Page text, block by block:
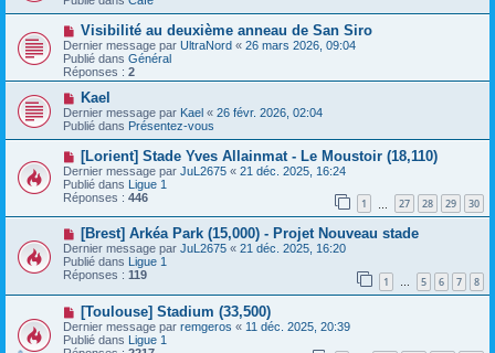
s
g
e
v
e
u
m
e
s
a
g
e
N
o
u
v
e
a
u
m
e
a
g
e
Visibilité au deuxième anneau de San Siro
Dernier message par UltraNord « 26 mars 2026, 09:04
Publié dans Général
Réponses : 2
N
o
u
v
e
u
m
e
s
s
a
g
e
Kael
Dernier message par Kael « 26 févr. 2026, 02:04
Publié dans Présentez-vous
N
o
u
v
e
a
m
e
s
s
a
e
[Lorient] Stade Yves Allainmat - Le Moustoir (18,110)
Dernier message par JuL2675 « 21 déc. 2025, 16:24
Publié dans Ligue 1
Réponses : 446 1 27 28 29 30
N
o
u
v
e
a
m
e
s
[Brest] Arkéa Park (15,000) - Projet Nouveau stade
Dernier message par JuL2675 « 21 déc. 2025, 16:20
Publié dans
Ligue 1
Réponses : 119 1 … 5 6 7 8
N
o
u
v
[Toulouse] Stadium (33,500)
Dernier message par remgeros « 11 déc. 2025, 20:39
Publié dans Ligue 1